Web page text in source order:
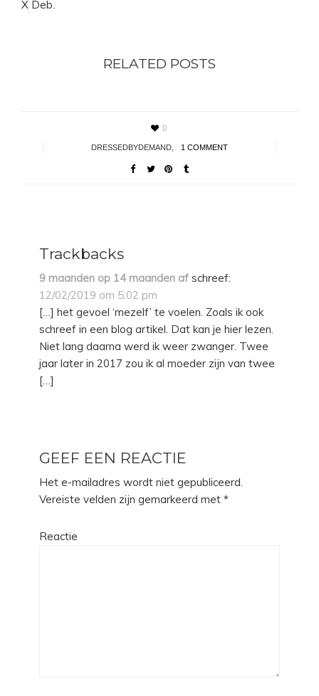
X Deb.
RELATED POSTS
0
DRESSEDBYDEMAND 1 COMMENT
Trackbacks
9 maanden op 14 maanden af schreef:
12/02/2019 om 5:02 pm
[…] het gevoel ‘mezelf’ te voelen. Zoals ik ook
schreef in een blog artikel. Dat kan je hier lezen.
Niet lang daarna werd ik weer zwanger. Twee
jaar later in 2017 zou ik al moeder zijn van twee
[…]
GEEF EEN REACTIE
Het e-mailadres wordt niet gepubliceerd.
Vereiste velden zijn gemarkeerd met *
Reactie